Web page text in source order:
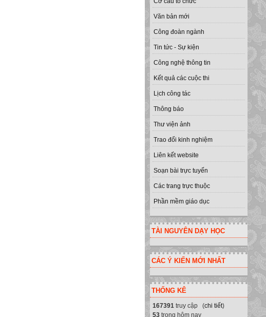
Văn bản mới
Công đoàn ngành
Tin tức - Sự kiện
Công nghệ thông tin
Kết quả các cuộc thi
Lịch công tác
Thông báo
Thư viện ảnh
Trao đổi kinh nghiệm
Liên kết website
Soạn bài trực tuyến
Các trang trực thuộc
Phần mềm giáo dục
TÀI NGUYÊN DẠY HỌC
CÁC Ý KIẾN MỚI NHẤT
THỐNG KÊ
167391 truy cập (chi tiết)
53 trong hôm nay